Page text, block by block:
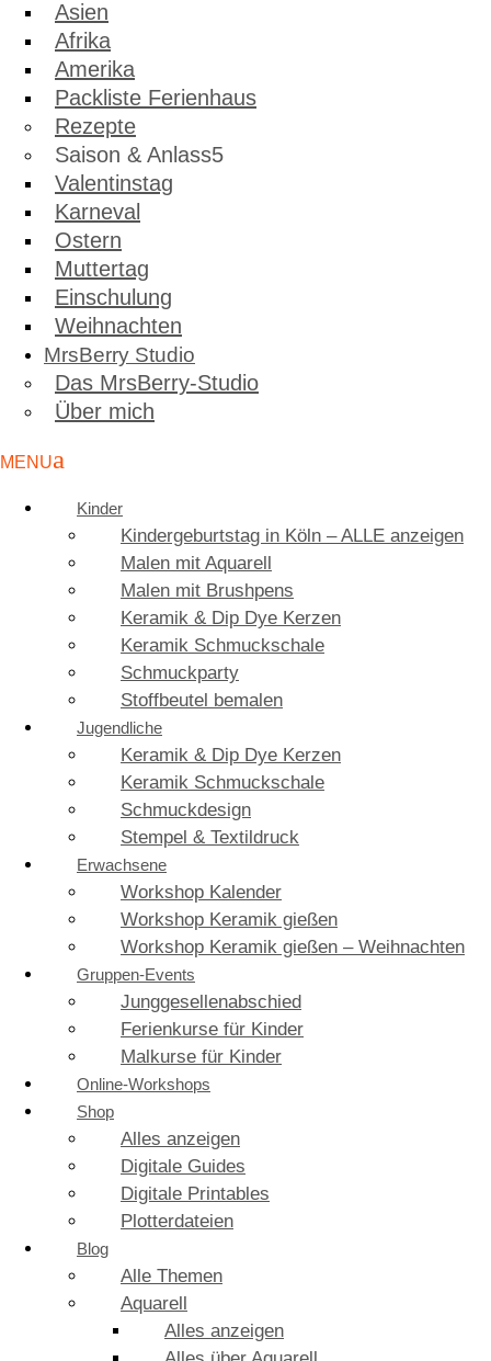
Asien
Afrika
Amerika
Packliste Ferienhaus
Rezepte
Saison & Anlass
Valentinstag
Karneval
Ostern
Muttertag
Einschulung
Weihnachten
MrsBerry Studio
Das MrsBerry-Studio
Über mich
Kinder
Kindergeburtstag in Köln – ALLE anzeigen
Malen mit Aquarell
Malen mit Brushpens
Keramik & Dip Dye Kerzen
Keramik Schmuckschale
Schmuckparty
Stoffbeutel bemalen
Jugendliche
Keramik & Dip Dye Kerzen
Keramik Schmuckschale
Schmuckdesign
Stempel & Textildruck
Erwachsene
Workshop Kalender
Workshop Keramik gießen
Workshop Keramik gießen – Weihnachten
Gruppen-Events
Junggesellenabschied
Ferienkurse für Kinder
Malkurse für Kinder
Online-Workshops
Shop
Alles anzeigen
Digitale Guides
Digitale Printables
Plotterdateien
Blog
Alle Themen
Aquarell
Alles anzeigen